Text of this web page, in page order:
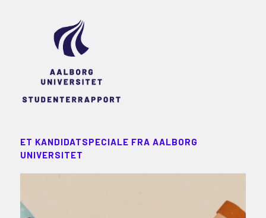
ET KANDIDATSPECIALE FRA AALBORG
UNIVERSITET